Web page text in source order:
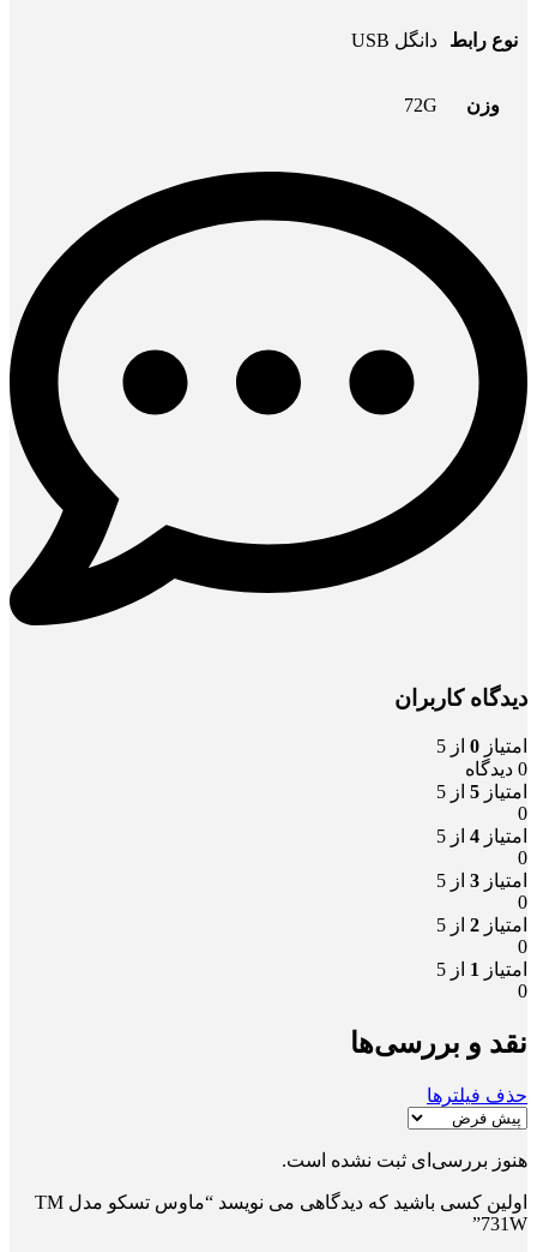
نوع رابط دانگل USB
وزن 72G
دیدگاه کاربران
امتیاز 0 از 5
0 دیدگاه
امتیاز 5 از 5
0
امتیاز 4 از 5
0
امتیاز 3 از 5
0
امتیاز 2 از 5
0
امتیاز 1 از 5
0
نقد و بررسی‌ها
حذف فیلترها
هنوز بررسی‌ای ثبت نشده است.
اولین کسی باشید که دیدگاهی می نویسد “ماوس تسکو مدل TM
731W”